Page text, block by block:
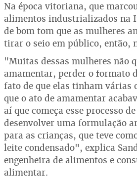
Na época vitoriana, que
alimentos industrializados na
de bom tom que as mulheres
tirar o seio em público, então,
"Muitas dessas mulheres não
amamentar, perder o formato
fato de que elas tinham várias
que o ato de amamentar
aí que começa esse processo
desenvolver uma formulação
para as crianças, que teve
leite condensado", explica
engenheira de alimentos e
alimentar.